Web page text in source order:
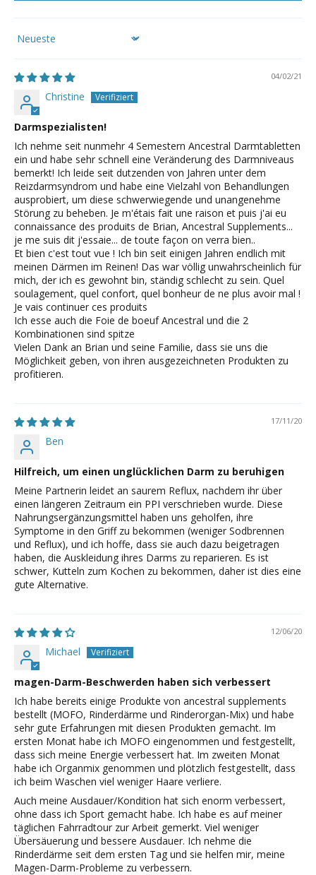
Sort by
04/02/21
Christine
Darmspezialisten!
Ich nehme seit nunmehr 4 Semestern Ancestral Darmtabletten
ein und habe sehr schnell eine Veränderung des Darmniveaus
bemerkt! Ich leide seit dutzenden von Jahren unter dem
Reizdarmsyndrom und habe eine Vielzahl von Behandlungen
ausprobiert, um diese schwerwiegende und unangenehme
Störung zu beheben. Je m'étais fait une raison et puis j'ai eu
connaissance des produits de Brian, Ancestral Supplements...
je me suis dit j'essaie... de toute façon on verra bien..
Et bien c'est tout vue ! Ich bin seit einigen Jahren endlich mit
meinen Därmen im Reinen! Das war völlig unwahrscheinlich für
mich, der ich es gewohnt bin, ständig schlecht zu sein. Quel
soulagement, quel confort, quel bonheur de ne plus avoir mal !
Je vais continuer ces produits
Ich esse auch die Foie de boeuf Ancestral und die 2
Kombinationen sind spitze
Vielen Dank an Brian und seine Familie, dass sie uns die
Möglichkeit geben, von ihren ausgezeichneten Produkten zu
profitieren.
17/11/20
Ben
Hilfreich, um einen unglücklichen Darm zu beruhigen
Meine Partnerin leidet an saurem Reflux, nachdem ihr über
einen längeren Zeitraum ein PPI verschrieben wurde. Diese
Nahrungsergänzungsmittel haben uns geholfen, ihre
Symptome in den Griff zu bekommen (weniger Sodbrennen
und Reflux), und ich hoffe, dass sie auch dazu beigetragen
haben, die Auskleidung ihres Darms zu reparieren. Es ist
schwer, Kutteln zum Kochen zu bekommen, daher ist dies eine
gute Alternative.
12/06/20
Michael
magen-Darm-Beschwerden haben sich verbessert
Ich habe bereits einige Produkte von ancestral supplements
bestellt (MOFO, Rinderdärme und Rinderorgan-Mix) und habe
sehr gute Erfahrungen mit diesen Produkten gemacht. Im
ersten Monat habe ich MOFO eingenommen und festgestellt,
dass sich meine Energie verbessert hat. Im zweiten Monat
habe ich Organmix genommen und plötzlich festgestellt, dass
ich beim Waschen viel weniger Haare verliere.
Auch meine Ausdauer/Kondition hat sich enorm verbessert,
ohne dass ich Sport gemacht habe. Ich habe es auf meiner
täglichen Fahrradtour zur Arbeit gemerkt. Viel weniger
Übersäuerung und bessere Ausdauer. Ich nehme die
Rinderdärme seit dem ersten Tag und sie helfen mir, meine
Magen-Darm-Probleme zu verbessern.